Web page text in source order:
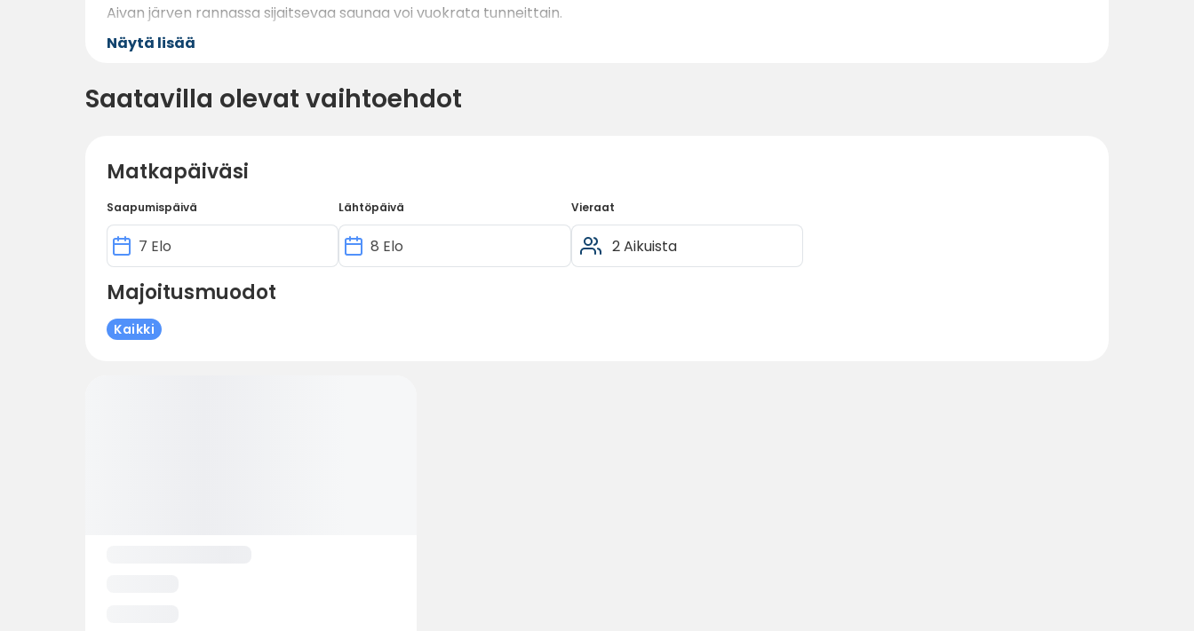
Aivan järven rannassa sijaitsevaa saunaa voi vuokrata tunneittain.
Näytä lisää
Saatavilla olevat vaihtoehdot
Matkapäiväsi
Saapumispäivä Lähtöpäivä Vieraat
Majoitusmuodot
Kaikki